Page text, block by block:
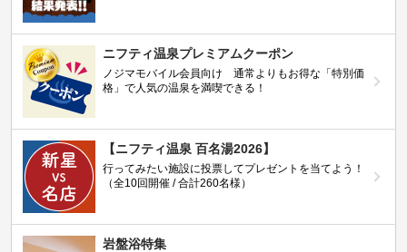
ニフティ温泉プレミアムクーポン
ノジマモバイル会員向け 通常よりもお得な「特別価
格」で人気の温泉を満喫できる！
【ニフティ温泉 百名湯2026】
行ってみたい施設に投票してプレゼントを当てよう！
（全10回開催 / 合計260名様）
岩盤浴特集